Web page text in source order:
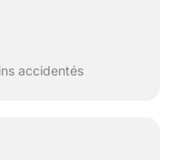
accidentés